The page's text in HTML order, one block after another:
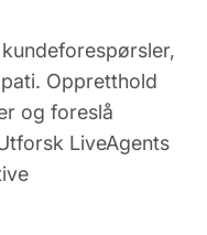
Oppretthold
og foreslå
LiveAgents